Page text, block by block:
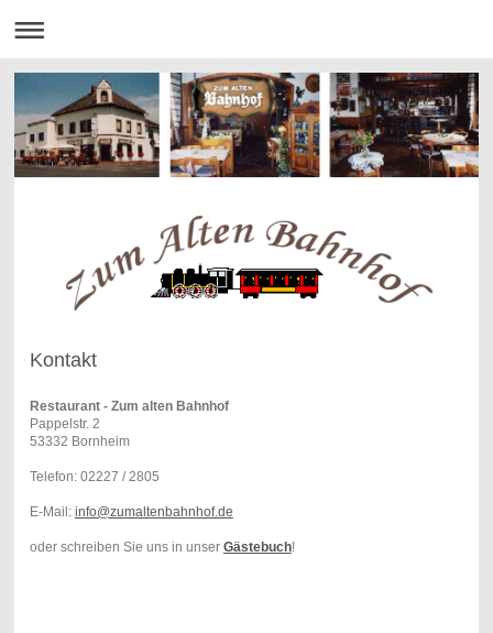
Kontakt
Restaurant - Zum alten Bahnhof
Pappelstr. 2
53332 Bornheim
Telefon: 02227 / 2805
E-Mail: info@zumaltenbahnhof.de
oder schreiben Sie uns in unser Gästebuch!